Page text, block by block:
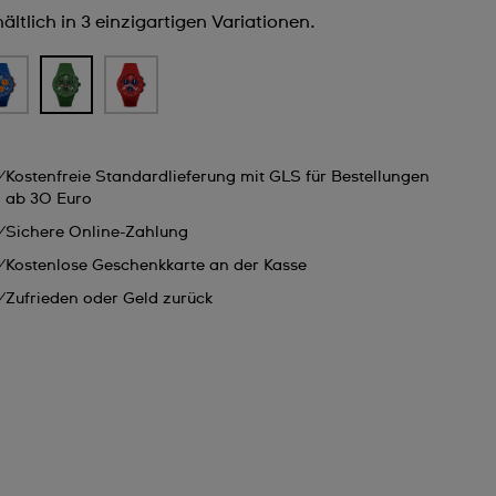
in 3 einzigartigen Variationen.
Kostenfreie Standardlieferung mit GLS für Bestellungen
ab 30 Euro
Sichere Online-Zahlung
Kostenlose Geschenkkarte an der Kasse
Zufrieden oder Geld zurück